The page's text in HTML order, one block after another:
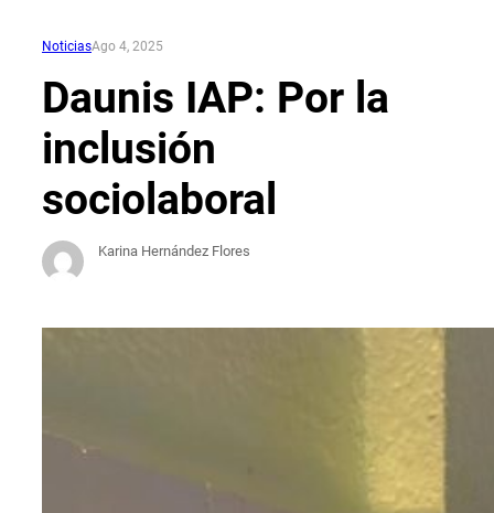
NoticiasAgo 4, 2025
Daunis IAP: Por la
inclusión
sociolaboral
Karina Hernández Flores